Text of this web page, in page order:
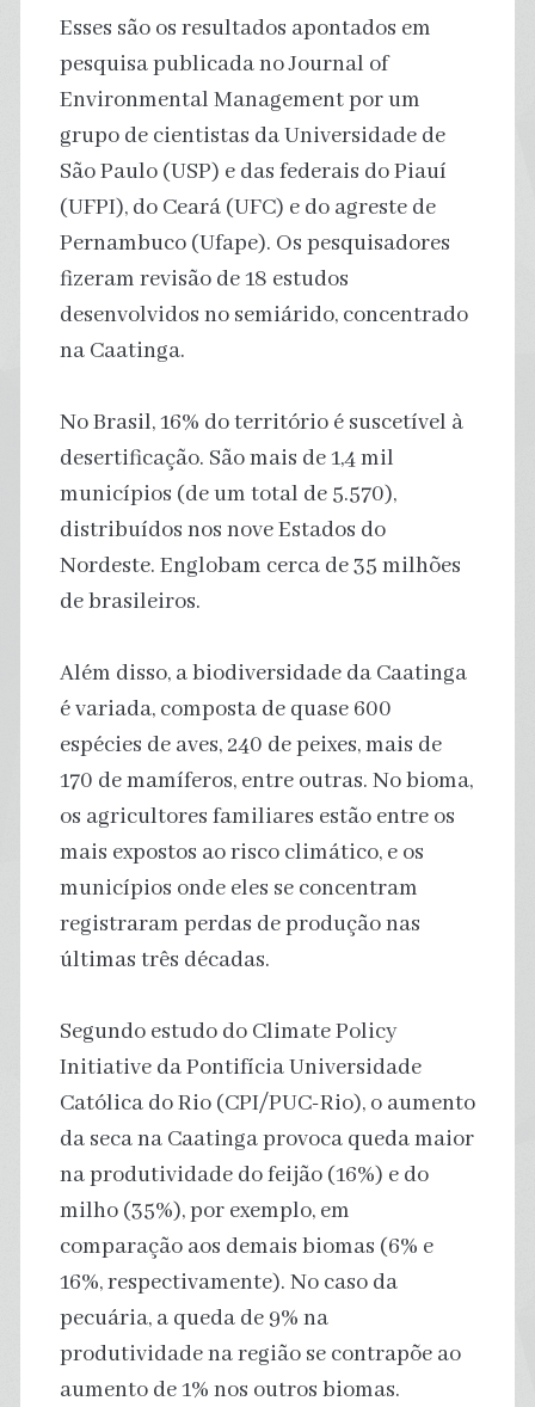
Esses são os resultados apontados em
pesquisa publicada no Journal of
Environmental Management por um
grupo de cientistas da Universidade de
São Paulo (USP) e das federais do Piauí
(UFPI), do Ceará (UFC) e do agreste de
Pernambuco (Ufape). Os pesquisadores
fizeram revisão de 18 estudos
desenvolvidos no semiárido, concentrado
na Caatinga.
No Brasil, 16% do território é suscetível à
desertificação. São mais de 1,4 mil
municípios (de um total de 5.570),
distribuídos nos nove Estados do
Nordeste. Englobam cerca de 35 milhões
de brasileiros.
Além disso, a biodiversidade da Caatinga
é variada, composta de quase 600
espécies de aves, 240 de peixes, mais de
170 de mamíferos, entre outras. No bioma,
os agricultores familiares estão entre os
mais expostos ao risco climático, e os
municípios onde eles se concentram
registraram perdas de produção nas
últimas três décadas.
Segundo estudo do Climate Policy
Initiative da Pontifícia Universidade
Católica do Rio (CPI/PUC-Rio), o aumento
da seca na Caatinga provoca queda maior
na produtividade do feijão (16%) e do
milho (35%), por exemplo, em
comparação aos demais biomas (6% e
16%, respectivamente). No caso da
pecuária, a queda de 9% na
produtividade na região se contrapõe ao
aumento de 1% nos outros biomas.